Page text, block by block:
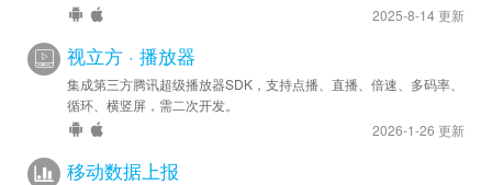
2025-8-14 更新
视立方 · 播放器
集成第三方腾讯超级播放器SDK，支持点播、直播、倍速、多码率、
循环、横竖屏，需二次开发。
2026-1-26 更新
移动数据上报